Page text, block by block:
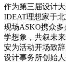
作为第三届设计
IDEAT理想家于
现场ASKO携众
学想象，共叙未
安为活动开场致
设计事务所创始